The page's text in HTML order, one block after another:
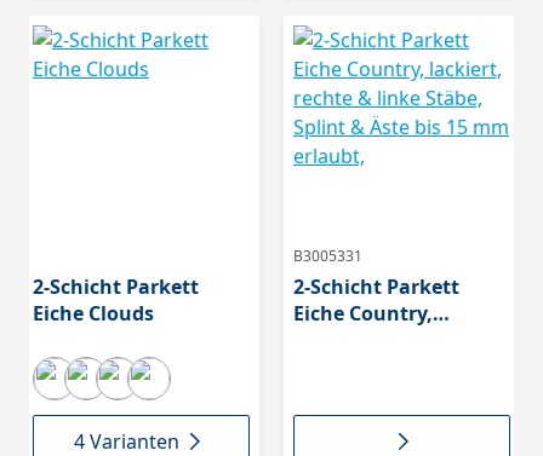
2-Schicht Parkett
Eiche Clouds
4 Varianten
B3005331
2-Schicht Parkett
Eiche Country,
erlaubt,